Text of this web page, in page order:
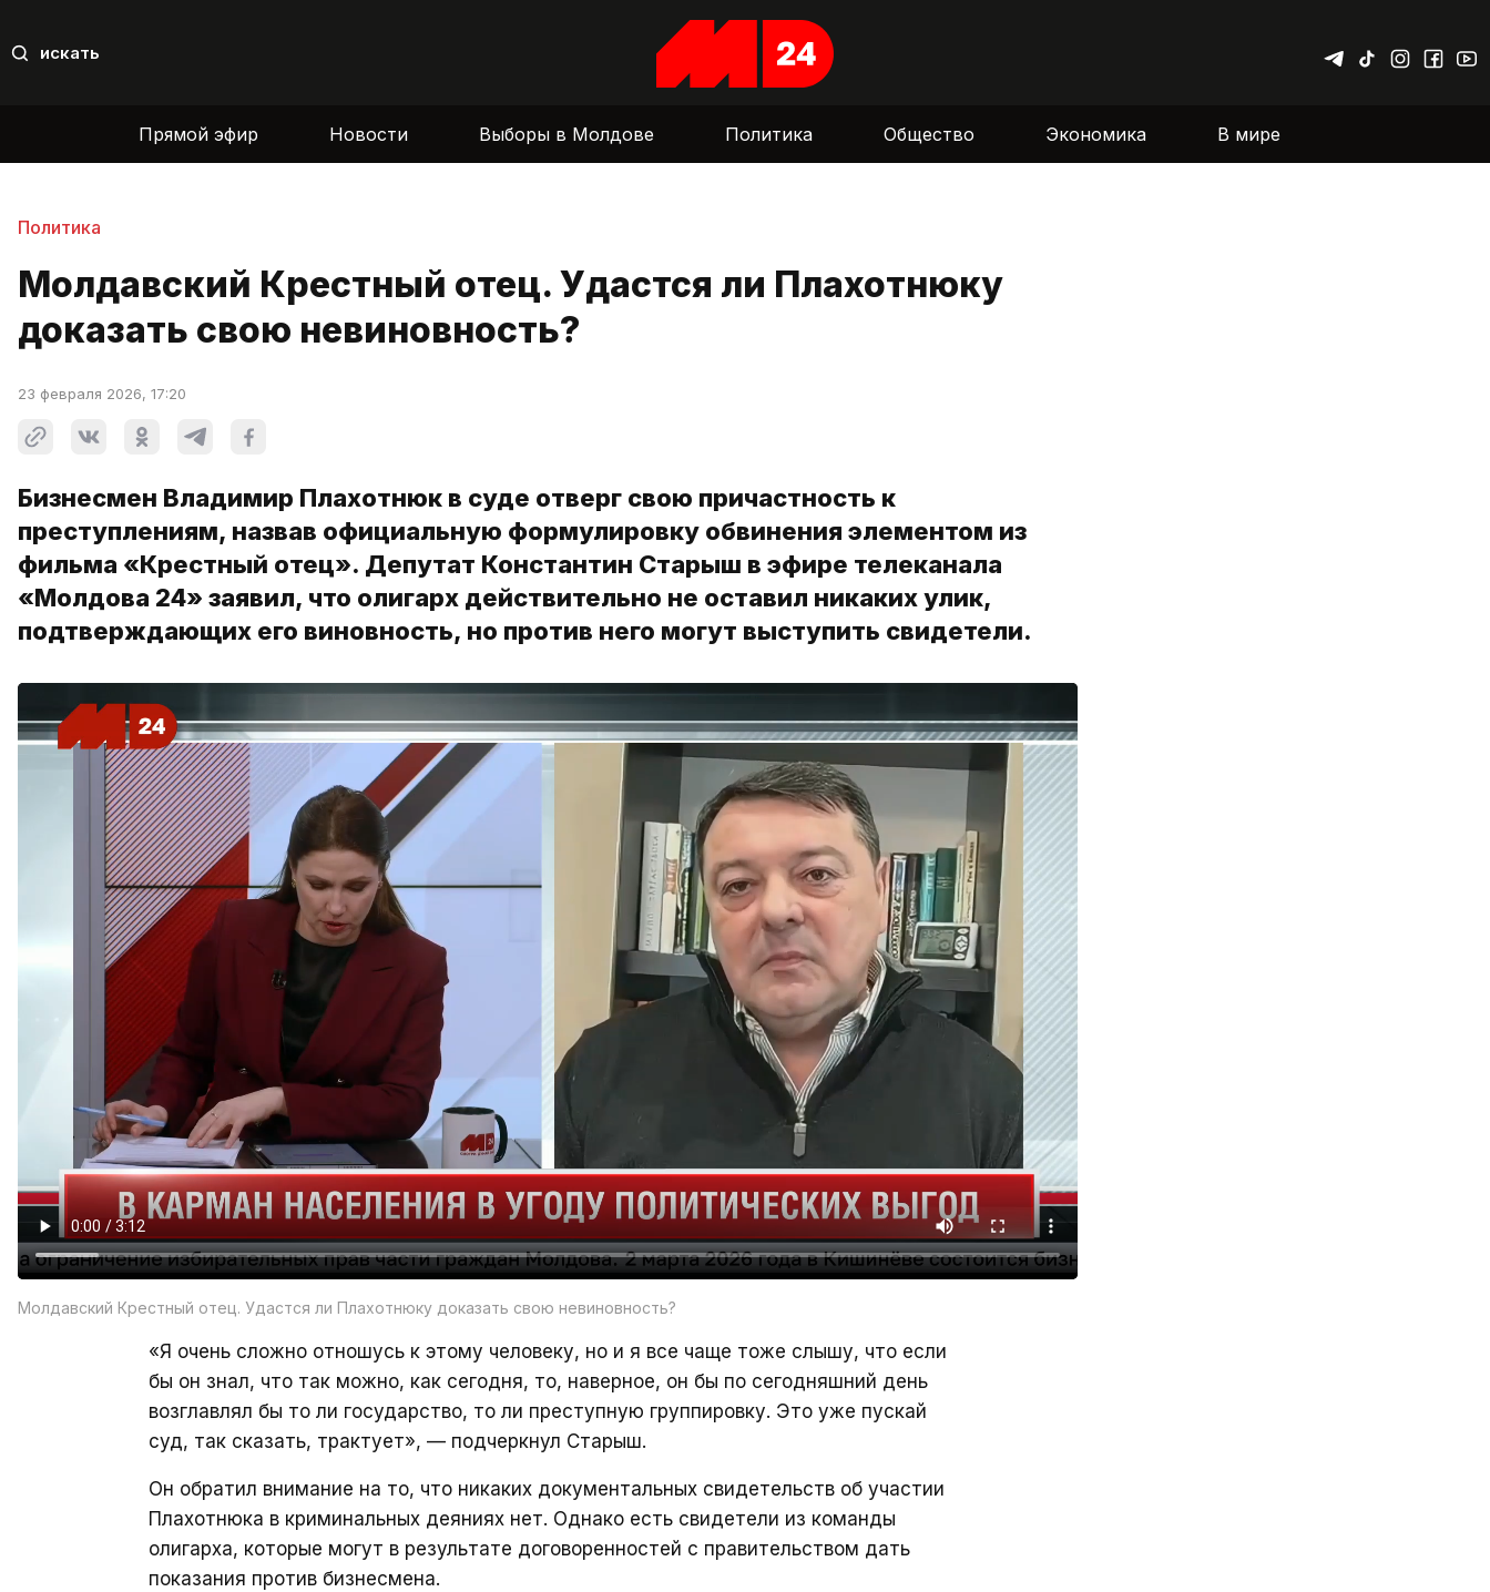
искать
Прямой эфир Новости Выборы в Молдове Политика Общество Экономика В мире
Политика
Молдавский Крестный отец. Удастся ли Плахотнюку
доказать свою невиновность?
23 февраля 2026, 17:20
Бизнесмен Владимир Плахотнюк в суде отверг свою причастность к
преступлениям, назвав официальную формулировку обвинения элементом из
фильма «Крестный отец». Депутат Константин Старыш в эфире телеканала
«Молдова 24» заявил, что олигарх действительно не оставил никаких улик,
подтверждающих его виновность, но против него могут выступить свидетели.
Молдавский Крестный отец. Удастся ли Плахотнюку доказать свою невиновность?
«Я очень сложно отношусь к этому человеку, но и я все чаще тоже слышу, что если
бы он знал, что так можно, как сегодня, то, наверное, он бы по сегодняшний день
возглавлял бы то ли государство, то ли преступную группировку. Это уже пускай
суд, так сказать, трактует», — подчеркнул Старыш.
Он обратил внимание на то, что никаких документальных свидетельств об участии
Плахотнюка в криминальных деяниях нет. Однако есть свидетели из команды
олигарха, которые могут в результате договоренностей с правительством дать
показания против бизнесмена.